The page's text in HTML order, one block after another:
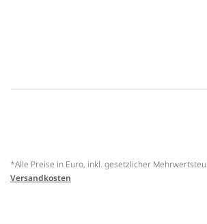
*Alle Preise in Euro, inkl. gesetzlicher
Versandkosten